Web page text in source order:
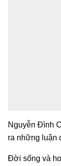
Nguyễn Đình
ra những luận
Đời sống và